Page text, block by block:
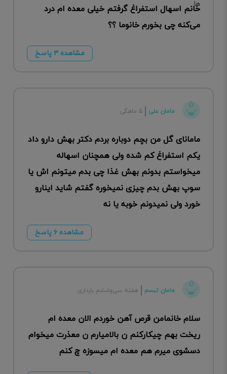
خانم اسهال استفراغ گرفتم خیلی معده ام درد
می‌کنه چی بخورم خانوما ؟؟
مشاهده ۴ پاسخ
مامان علی ۵ ماهگی
مامانای گل من بچم دوباره بردم دکتر بهش دارو داد
یکم استفراغ کم شده ولی همچنان اسهاله
میخواستم بدونم بهش غذا چی بدم میتونم اش یا
سوپ بهش بدم چیزی نمیخوره گفتم شاید اینارو
خورد ولی نمیدونم خوبه یا نه
مشاهده ۶ پاسخ
مامان تبسم هفته سی‌وششم بارداری
سلام خانمامن قرص آهن خوردم الان معده ام
ریخت بهم چیکارکنم ن بالامیارم ن معذرت میخوام
دسشوی میرم هم معده ام میسوزه چ کنم